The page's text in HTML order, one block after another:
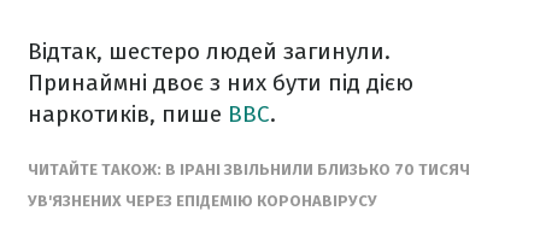
Відтак, шестеро людей загинули.
Принаймні двоє з них бути під дією
наркотиків, пише ВВС.
ЧИТАЙТЕ ТАКОЖ: В ІРАНІ ЗВІЛЬНИЛИ БЛИЗЬКО 70 ТИСЯЧ
УВ'ЯЗНЕНИХ ЧЕРЕЗ ЕПІДЕМІЮ КОРОНАВІРУСУ